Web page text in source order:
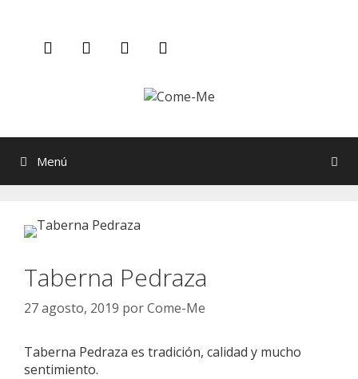
contenido
Menú
Taberna Pedraza
27 agosto, 2019 porCome-Me
Taberna Pedraza es tradición, calidad y mucho
sentimiento.